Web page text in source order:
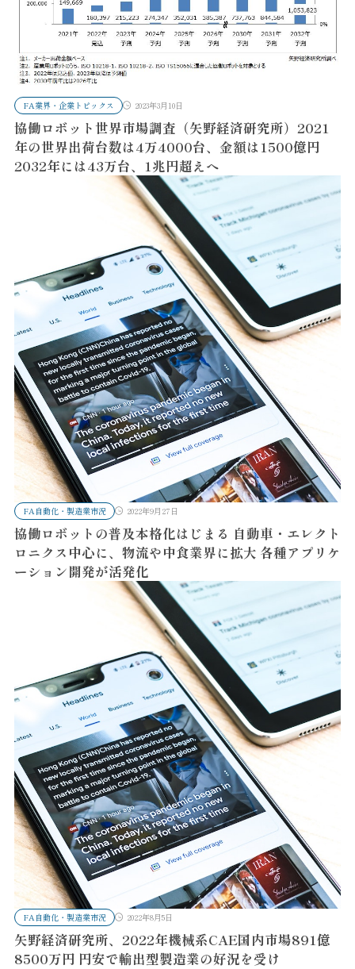
FA業界・企業トピックス 2023年3月10日
協働ロボット世界市場調査（矢野経済研究所）2021
年の世界出荷台数は4万4000台、金額は1500億円
2032年には43万台、1兆円超えへ
FA自動化・製造業市況 2022年9月27日
協働ロボットの普及本格化はじまる 自動車・エレクト
ロニクス中心に、物流や中食業界に拡大 各種アプリケ
ーション開発が活発化
FA自動化・製造業市況 2022年8月5日
矢野経済研究所、2022年機械系CAE国内市場891億
8500万円 円安で輸出型製造業の好況を受け